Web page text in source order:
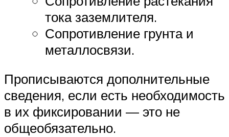
тока заземлителя.
Сопротивление грунта и
металлосвязи.
Прописываются дополнительные
сведения, если есть необходимость
в их фиксировании — это не
общеобязательно.